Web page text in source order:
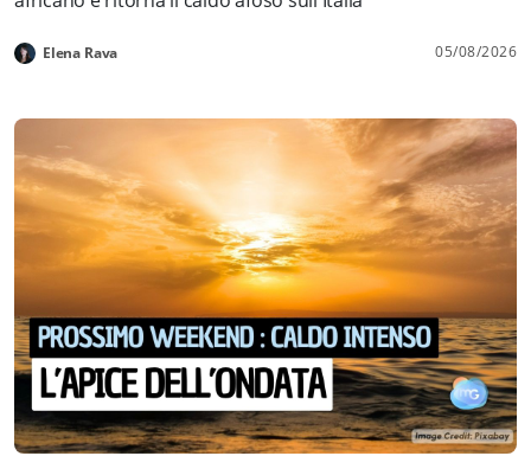
Elena Rava 05/08/2026